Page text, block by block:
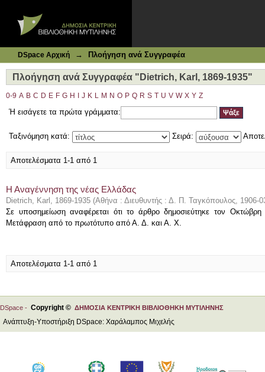
DSpace Αρχική → Πλοήγηση ανά Συγγραφέα
Πλοήγηση ανά Συγγραφέα "Dietrich, Karl, 1869-1935"
0-9 A B C D E F G H J K L M N O P Q R S T U V W X Y Z
Ή εισάγετε τα πρώτα γράμματα:
Ταξινόμηση κατά: Σειρά:
Αποτελέσματα 1-1 από 1
Η Αναγέννηση της νέας Ελλάδας
Dietrich, Karl, 1869-1935 (Αθήνα : Διευθυντής : Δ. Π. Ταγκόπουλος, 1906-
Σε υποσημείωση αναφέρεται ότι το άρθρο δημοσιεύτηκε τον
Μετάφραση από το πρωτότυπο από Α. Δ. και Α. Χ.
Αποτελέσματα 1-1 από 1
DSpace - Copyright © ΔΗΜΟΣΙΑ ΚΕΝΤΡΙΚΗ ΒΙΒΛΙΟΘΗΚΗ ΜΥΤΙΛΗΝΗΣ
Ανάπτυξη-Υποστήριξη DSpace: Χαράλαμπος Μιχελής